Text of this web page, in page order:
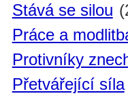
Stává se silou
Práce a
Protivníky
Přetvářející síla